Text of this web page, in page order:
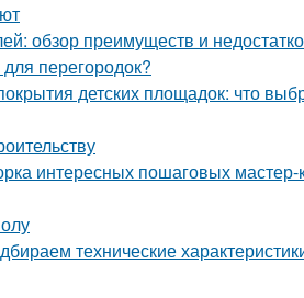
обзор преимуществ и
перегородок?
детских площадок: что
интересных пошаговых мастер-
технические